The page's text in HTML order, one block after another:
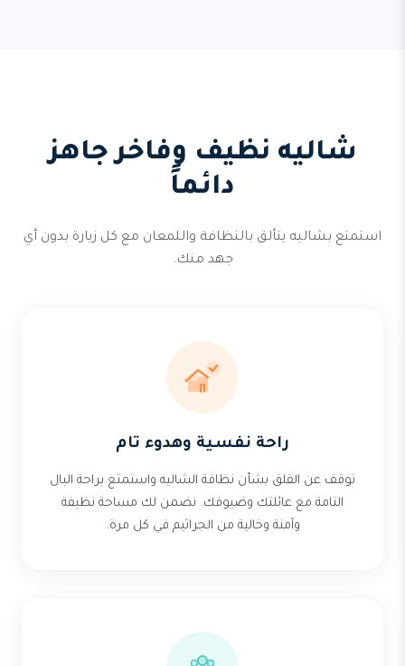
شاليه نظيف وفاخر جاهز
دائماً
استمتع بشاليه يتألق بالنظافة واللمعان مع كل زيارة بدون أي
جهد منك.
راحة نفسية وهدوء تام
توقف عن القلق بشأن نظافة الشاليه واستمتع براحة البال
التامة مع عائلتك وضيوفك. نضمن لك مساحة نظيفة
وآمنة وخالية من الجراثيم في كل مرة.